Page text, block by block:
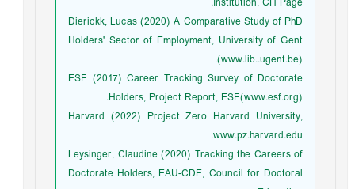
Dierickk, Lucas (2020) A Comparative Study of PhD
Holders' Sector of Employment, University of Gent
(www.lib..ugent.be).
ESF (2017) Career Tracking Survey of Doctorate
Holders, Project Report, ESF(www.esf.org).
Harvard (2022) Project Zero Harvard University,
www.pz.harvard.edu.
Leysinger, Claudine (2020) Tracking the Careers of
Doctorate Holders, EAU-CDE, Council for Doctoral